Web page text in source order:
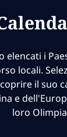
elencati i
locali.
il suo
e
loro